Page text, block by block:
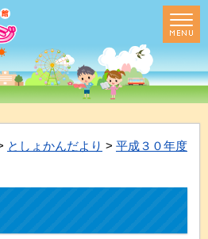
としょかんだより > 平成３０年度